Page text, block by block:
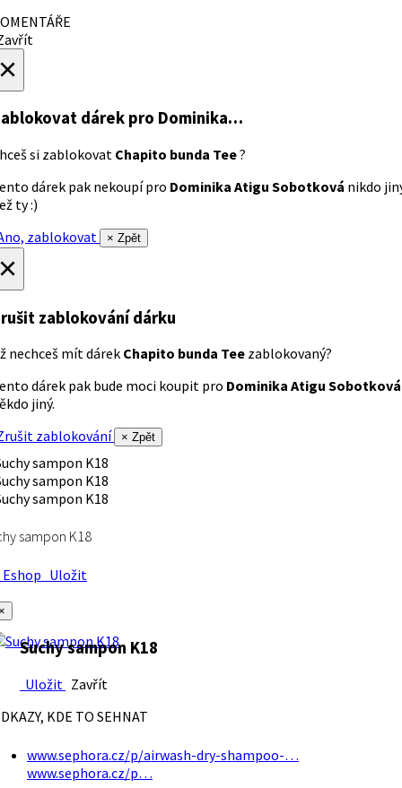
dárek pro Dominika…
si zablokovat Chapito bunda Tee?
dárek pak nekoupí pro Dominika Atigu Sobotková nikdo
ty :)
zablokovat
× Zpět
zablokování dárku
nechceš mít dárek Chapito bunda Tee zablokovaný?
dárek pak bude moci koupit pro Dominika Atigu Sobotková
jiný.
zablokování
× Zpět
sampon K18
Uložit
Suchy sampon K18
Uložit Zavřít
KDE TO SEHNAT
www.sephora.cz/p/airwash-dry-shampoo-…
www.sephora.cz/p…